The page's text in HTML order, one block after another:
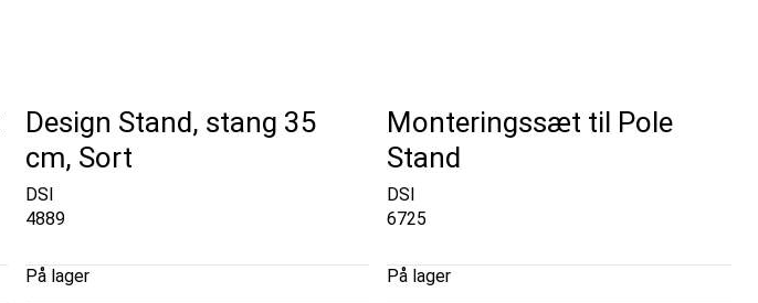
Design Stand, stang 35
cm, Sort
DSI
4889
På lager
Monteringssæt til Pole
Stand
DSI
6725
På lager